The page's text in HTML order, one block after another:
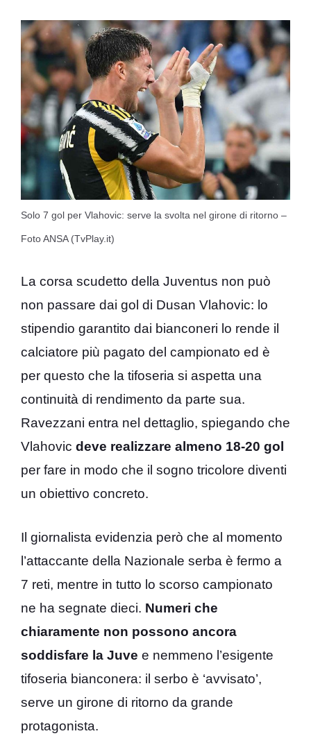
Solo 7 gol per Vlahovic: serve la svolta nel girone di ritorno –
Foto ANSA (TvPlay.it)
La corsa scudetto della Juventus non può
non passare dai gol di Dusan Vlahovic: lo
stipendio garantito dai bianconeri lo rende il
calciatore più pagato del campionato ed è
per questo che la tifoseria si aspetta una
continuità di rendimento da parte sua.
Ravezzani entra nel dettaglio, spiegando che
Vlahovic deve realizzare almeno 18-20 gol
per fare in modo che il sogno tricolore diventi
un obiettivo concreto.
Il giornalista evidenzia però che al momento
l’attaccante della Nazionale serba è fermo a
7 reti, mentre in tutto lo scorso campionato
ne ha segnate dieci. Numeri che
chiaramente non possono ancora
soddisfare la Juve e nemmeno l’esigente
tifoseria bianconera: il serbo è ‘avvisato’,
serve un girone di ritorno da grande
protagonista.